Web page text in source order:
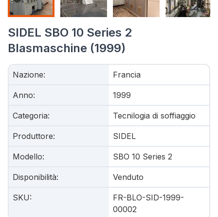
SIDEL SBO 10 Series 2
Blasmaschine (1999)
Nazione: Francia
Anno: 1999
Categoria: Tecnilogia di soffiaggio
Produttore: SIDEL
Modello: SBO 10 Series 2
Disponibilità: Venduto
SKU:
FR-BLO-SID-1999-
00002